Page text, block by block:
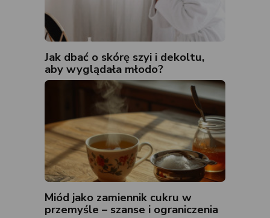
Jak dbać o skórę szyi i dekoltu,
aby wyglądała młodo?
Miód jako zamiennik cukru w
przemyśle – szanse i ograniczenia